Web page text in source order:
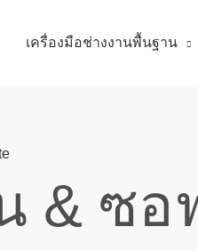
เครื่องมือช่างงานพื้นฐาน
& ซอ